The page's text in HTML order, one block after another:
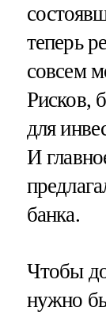
теперь
совсем
Рисков,
для
И
банка.
Чтобы
нужно